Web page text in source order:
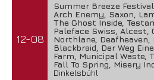
12-08
Summer Breeze
Arch Enemy, Saxon,
The Ghost Inside,
Paleface Swiss, Alcest,
Northlane, Deafheaven,
Blackbraid, Der Weg
Farm, Municipal Waste,
Fall To Spring, Misery
Dinkelsbühl